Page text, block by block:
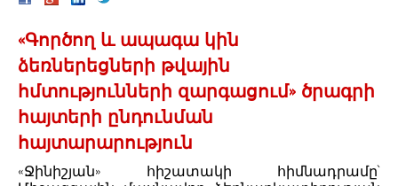
«Գործող և ապագա կին
ձեռներեցների թվային
հմտությունների զարգացում» ծրագրի
հայտերի ընդունման
հայտարարություն
«Ջինիշյան» հիշատակի հիմնադրամը`